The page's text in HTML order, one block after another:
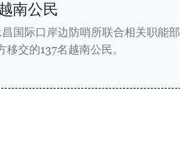
南公民
国际口岸边防哨所联合相关职能部
交的137名越南公民。